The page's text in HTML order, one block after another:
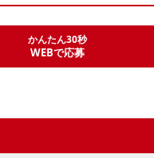
かんたん30秒
WEBで応募